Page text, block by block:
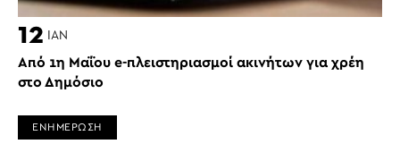
12 ΙΑΝ
Από 1η Μαΐου e-πλειστηριασμοί ακινήτων για χρέη
στο Δημόσιο
ΕΝΗΜΕΡΩΣΗ